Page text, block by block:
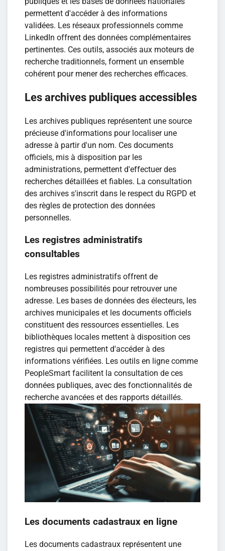
permettent d'accéder à des informations
validées. Les réseaux professionnels comme
LinkedIn offrent des données complémentaires
pertinentes. Ces outils, associés aux moteurs de
recherche traditionnels, forment un ensemble
cohérent pour mener des recherches efficaces.
Les archives publiques accessibles
Les archives publiques représentent une source
précieuse d'informations pour localiser une
adresse à partir d'un nom. Ces documents
officiels, mis à disposition par les
administrations, permettent d'effectuer des
recherches détaillées et fiables. La consultation
des archives s'inscrit dans le respect du RGPD et
des règles de protection des données
personnelles.
Les registres administratifs
consultables
Les registres administratifs offrent de
nombreuses possibilités pour retrouver une
adresse. Les bases de données des électeurs, les
archives municipales et les documents officiels
constituent des ressources essentielles. Les
bibliothèques locales mettent à disposition ces
registres qui permettent d'accéder à des
informations vérifiées. Les outils en ligne comme
PeopleSmart facilitent la consultation de ces
données publiques, avec des fonctionnalités de
recherche avancées et des rapports détaillés.
Les documents cadastraux en ligne
Les documents cadastraux représentent une